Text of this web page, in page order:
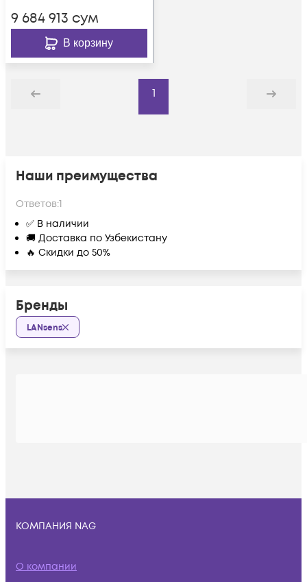
9 684 913 сум
В корзину
Назад
1
Дальше
Наши преимущества
Ответов:1
✅ В наличии
🚚 Доставка по Узбекистану
🔥 Скидки до 50%
Бренды
LANsens
КОМПАНИЯ NAG
О компании